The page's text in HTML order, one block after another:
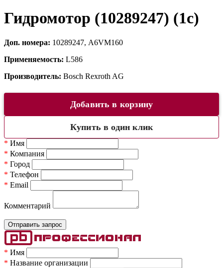
Гидромотор (10289247) (1c)
Доп. номера: 10289247, A6VM160
Применяемость: L586
Производитель: Bosch Rexroth AG
Добавить в корзину
Купить в один клик
* Имя
* Компания
* Город
* Телефон
* Email
Комментарий
* Имя
* Название организации